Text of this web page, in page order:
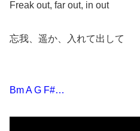
Freak out, far out, in out
忘我、遥か、入れて出して
Bm A G F#…